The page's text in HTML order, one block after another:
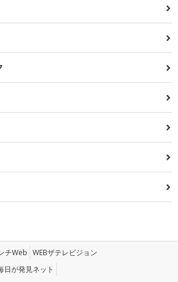
チWeb WEBザテレビジョン
日が発見ネット